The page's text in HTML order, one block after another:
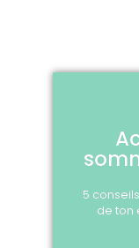
5
de ton